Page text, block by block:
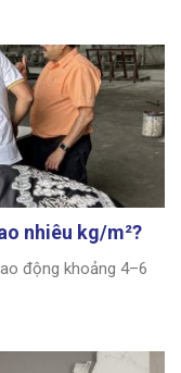
nhiêu kg/m²?
động khoảng 4–6